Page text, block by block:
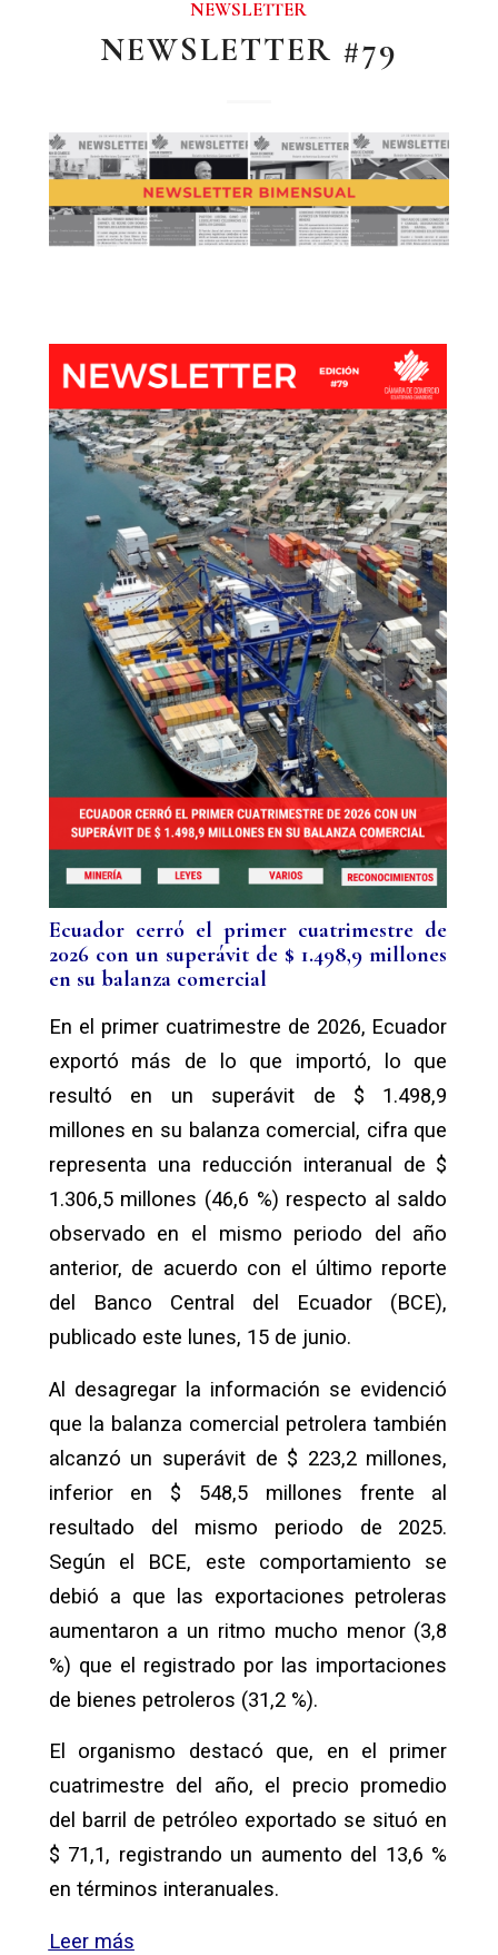
NEWSLETTER
NEWSLETTER #79
Ecuador cerró el primer cuatrimestre de
2026 con un superávit de $ 1.498,9 millones
en su balanza comercial
En el primer cuatrimestre de 2026, Ecuador
exportó más de lo que importó, lo que
resultó en un superávit de $ 1.498,9
millones en su balanza comercial, cifra que
representa una reducción interanual de $
1.306,5 millones (46,6 %) respecto al saldo
observado en el mismo periodo del año
anterior, de acuerdo con el último reporte
del Banco Central del Ecuador (BCE),
publicado este lunes, 15 de junio.
Al desagregar la información se evidenció
que la balanza comercial petrolera también
alcanzó un superávit de $ 223,2 millones,
inferior en $ 548,5 millones frente al
resultado del mismo periodo de 2025.
Según el BCE, este comportamiento se
debió a que las exportaciones petroleras
aumentaron a un ritmo mucho menor (3,8
%) que el registrado por las importaciones
de bienes petroleros (31,2 %).
El organismo destacó que, en el primer
cuatrimestre del año, el precio promedio
del barril de petróleo exportado se situó en
$ 71,1, registrando un aumento del 13,6 %
en términos interanuales.
Leer más